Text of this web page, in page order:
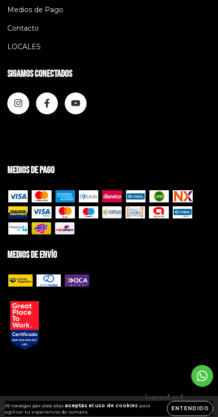
Al navegar por este sitioaceptás el uso de cookies para
agilizar tu experiencia de compra.
ENTENDIDO
Medios de Pago
Contacto
LOCALES
Sigamos conectados
Medios de pago
Medios de envío
Copyright BRAVO Jeans | Ropa de Hombre - 2026. Todos los derechos
Defensa de las y los consumidores. Para reclamos ingresá acá. /
Botón de arrepentimiento